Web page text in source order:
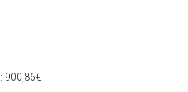
900,86€